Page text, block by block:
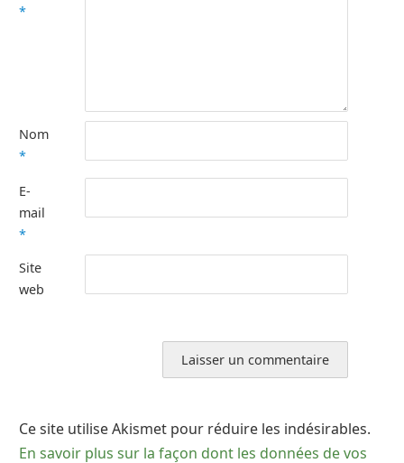
*
Nom
*
E-
mail
*
Site
web
Ce site utilise Akismet pour réduire les indésirables.
En savoir plus sur la façon dont les données de vos